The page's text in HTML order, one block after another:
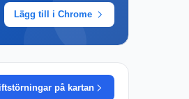
Lägg till i Chrome
på kartan